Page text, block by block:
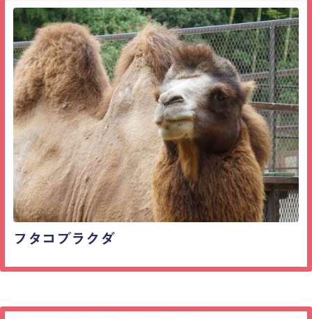
フタコブラクダ